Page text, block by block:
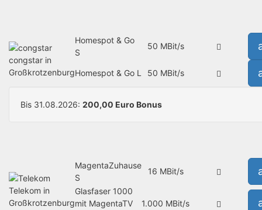
congstar in
Großkrotzenburg
Homespot & Go
S
50 MBit/s
Homespot & Go L 50 MBit/s
Bis 31.08.2026: 200,00 Euro Bonus
Telekom in
Großkrotzenburg
MagentaZuhause
S
16 MBit/s
Glasfaser 1000
mit MagentaTV
1.000 MBit/s